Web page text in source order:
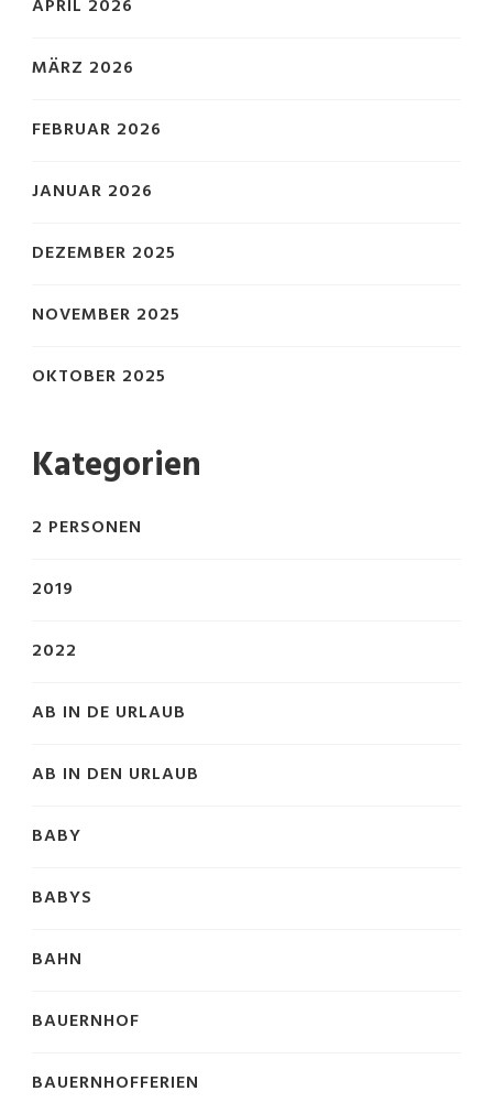
APRIL 2026
MÄRZ 2026
FEBRUAR 2026
JANUAR 2026
DEZEMBER 2025
NOVEMBER 2025
OKTOBER 2025
Kategorien
2 PERSONEN
2019
2022
AB IN DE URLAUB
AB IN DEN URLAUB
BABY
BABYS
BAHN
BAUERNHOF
BAUERNHOFFERIEN